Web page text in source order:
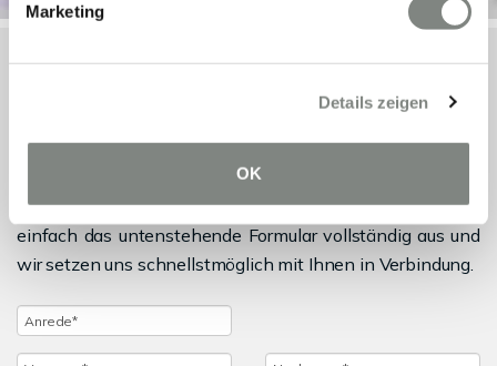
Marketing
Details zeigen
OK
Sie haben noch Fragen zu dem Angebot oder wollen
einen Besichtigungstermin vereinbaren, dann füllen Sie
einfach das untenstehende Formular vollständig aus und
wir setzen uns schnellstmöglich mit Ihnen in Verbindung.